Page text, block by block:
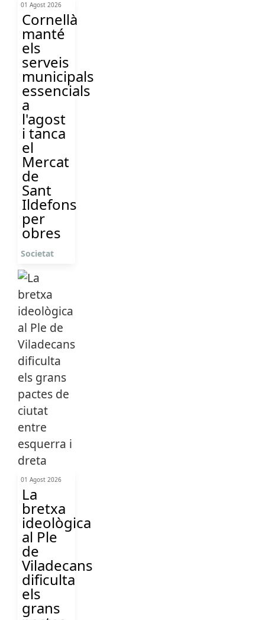
01 Agost 2026
Cornellà
manté
els
serveis
municipals
essencials
a
l'agost
i tanca
el
Mercat
de
Sant
Ildefons
per
obres
Societat
01 Agost 2026
La
bretxa
ideològica
al Ple
de
Viladecans
dificulta
els
grans